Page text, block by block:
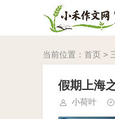
当前位置： 首页 >
假期上海
小荷叶